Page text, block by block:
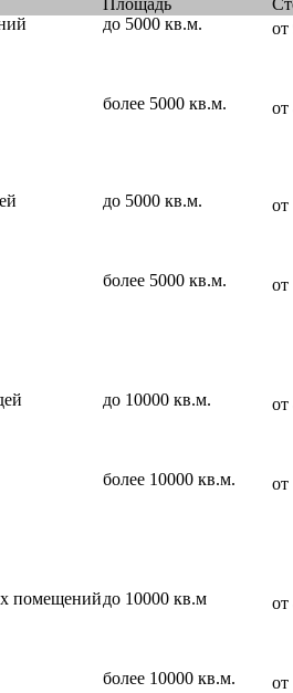
до 5000 кв.м.
более 5000 кв.м.
до 5000 кв.м.
более 5000 кв.м.
до 10000 кв.м.
более 10000 кв.м.
помещенийдо 10000 кв.м
более 10000 кв.м.